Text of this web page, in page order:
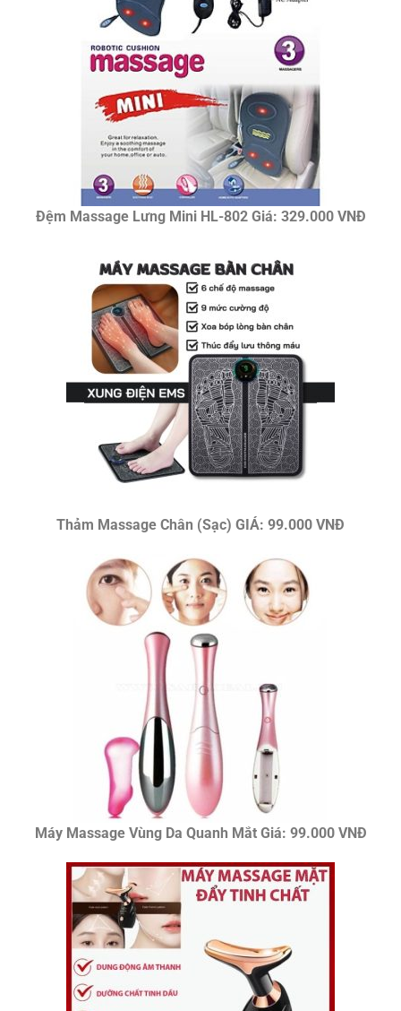
Đệm Massage Lưng Mini HL-802 Giá: 329.000 VNĐ
Thảm Massage Chân (Sạc) GIÁ: 99.000 VNĐ
Máy Massage Vùng Da Quanh Mắt Giá: 99.000 VNĐ